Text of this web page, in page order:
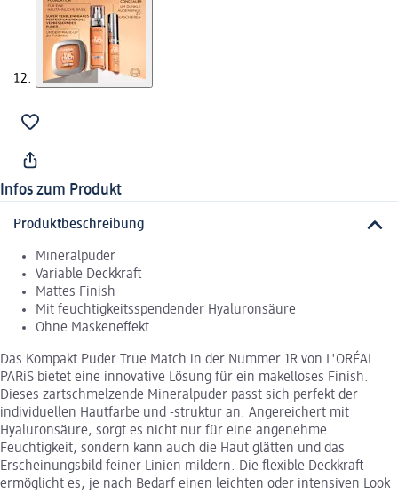
Infos zum Produkt
Produktbeschreibung
Mineralpuder
Variable Deckkraft
Mattes Finish
Mit feuchtigkeitsspendender Hyaluronsäure
Ohne Maskeneffekt
Das Kompakt Puder True Match in der Nummer 1R von L'ORÉAL
PARiS bietet eine innovative Lösung für ein makelloses Finish.
Dieses zartschmelzende Mineralpuder passt sich perfekt der
individuellen Hautfarbe und -struktur an. Angereichert mit
Hyaluronsäure, sorgt es nicht nur für eine angenehme
Feuchtigkeit, sondern kann auch die Haut glätten und das
Erscheinungsbild feiner Linien mildern. Die flexible Deckkraft
ermöglicht es, je nach Bedarf einen leichten oder intensiven Look